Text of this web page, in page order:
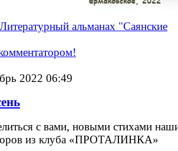
Литературный альманах "Саянские
2022 06:49
с вами, новыми стихами
из клуба «ПРОТАЛИНКА»